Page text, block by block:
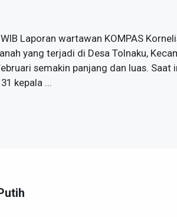
Laporan wartawan KOMPAS
yang terjadi di Desa Tolnaku,
semakin panjang dan luas.
kepala ...